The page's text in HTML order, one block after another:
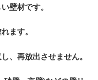
壁材です。
ます。
、再放出させません。